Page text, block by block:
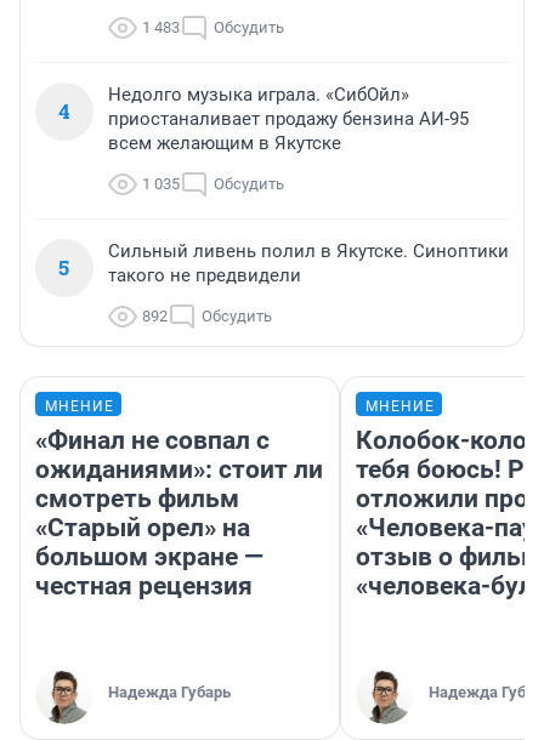
1 483 Обсудить
4
Недолго музыка играла. «СибОйл»
приостаналивает продажу бензина АИ-95
всем желающим в Якутске
1 035 Обсудить
5
Сильный ливень полил в Якутске. Синоптики
такого не предвидели
892 Обсудить
МНЕНИЕ
«Финал не совпал с
ожиданиями»: стоит ли
смотреть фильм
«Старый орел» на
большом экране —
честная рецензия
Надежда Губарь
МНЕНИЕ
Колобок-
тебя боюсь!
отложили
«Человека-
отзыв о
«человека-
Надежда